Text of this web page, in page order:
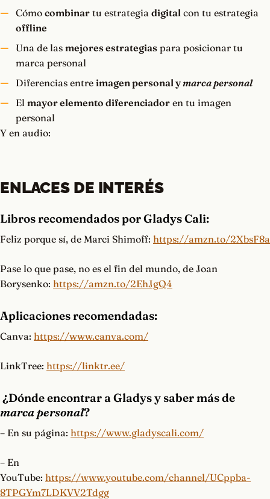
Cómo combinartu estrategia digitalcon tu estrategia
offline
Una de las mejores estrategiaspara posicionar tu
marca personal
Diferencias entre imagen personal ymarca personal
El mayor elemento diferenciadoren tu imagen
personal
Y en audio:
ENLACES DE INTERÉS
Libros recomendados por Gladys Cali:
Feliz porque sí, de Marci Shimoff: https://amzn.to/2XbsF8a
Pase lo que pase, no es el fin del mundo, de Joan
Borysenko: https://amzn.to/2EhJgQ4
Aplicaciones recomendadas:
Canva: https://www.canva.com/
LinkTree: https://linktr.ee/
¿Dónde encontrar a Gladys y saber más de
marca personal?
– En su página: https://www.gladyscali.com/
– En
YouTube: https://www.youtube.com/channel/UCppba-
8TPGYm7LDKVV2Tdgg